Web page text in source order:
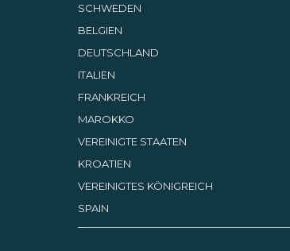
SCHWEDEN
BELGIEN
DEUTSCHLAND
ITALIEN
FRANKREICH
MAROKKO
VEREINIGTE STAATEN
KROATIEN
VEREINIGTES KÖNIGREICH
SPAIN